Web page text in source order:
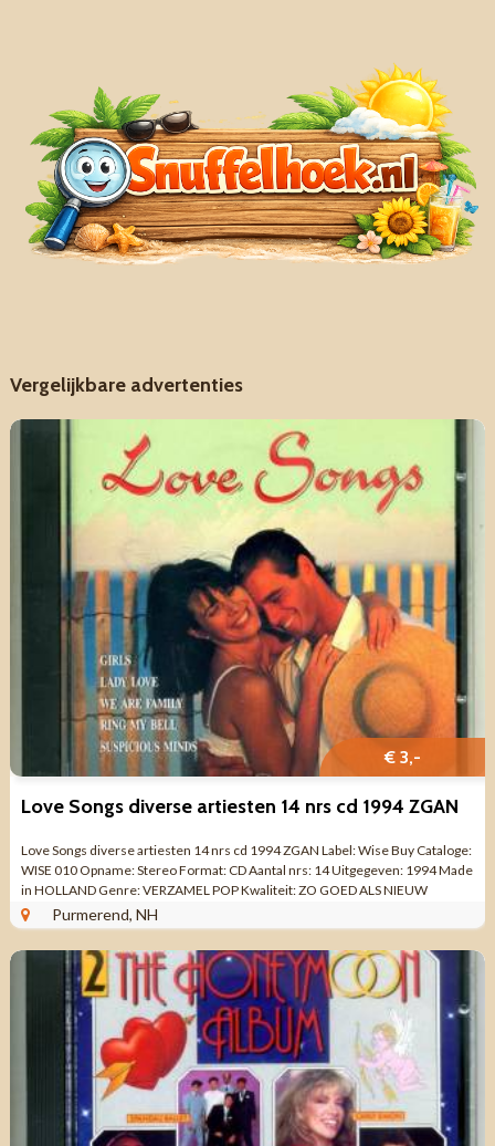
Vergelijkbare advertenties
€ 3,-
Love Songs diverse artiesten 14 nrs cd 1994 ZGAN
Love Songs diverse artiesten 14 nrs cd 1994 ZGAN Label: Wise Buy Cataloge:
WISE 010 Opname: Stereo Format: CD Aantal nrs: 14 Uitgegeven: 1994 Made
in HOLLAND Genre: VERZAMEL POP Kwaliteit: ZO GOED ALS NIEUW
Tracklist CD 1 ...
Purmerend, NH